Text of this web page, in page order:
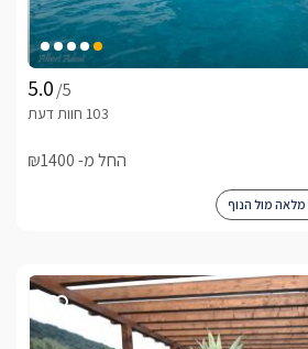
/5
החל מ- ₪1400
מול הנוף